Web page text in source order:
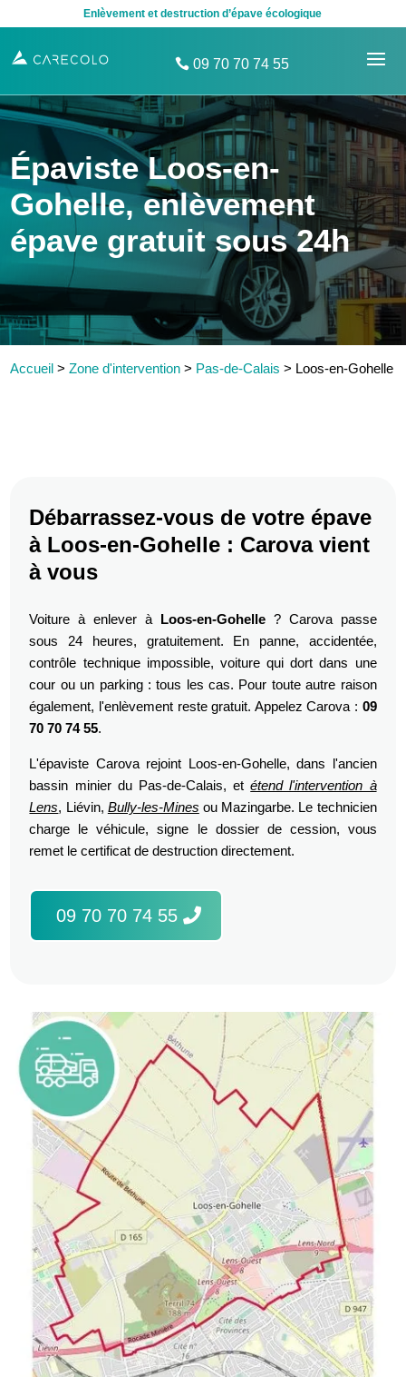
Enlèvement et destruction d’épave écologique
09 70 70 74 55
Épaviste Loos-en-
Gohelle, enlèvement
épave gratuit sous 24h
Accueil >Zone d'intervention > Pas-de-Calais > Loos-en-Gohelle
Débarrassez-vous de votre épave
à Loos-en-Gohelle : Carova vient
à vous
Voiture à enlever à Loos-en-Gohelle? Carova passe
sous 24 heures, gratuitement. En panne, accidentée,
contrôle technique impossible, voiture qui dort dans une
cour ou un parking : tous les cas. Pour toute autre raison
également, l'enlèvement reste gratuit. Appelez Carova : 09
70 70 74 55.
L'épaviste Carova rejoint Loos-en-Gohelle, dans l'ancien
bassin minier du Pas-de-Calais, etétend l'intervention à
Lens, Liévin, Bully-les-Mines ou Mazingarbe. Le technicien
charge le véhicule, signe le dossier de cession, vous
remet le certificat de destruction directement.
09 70 70 74 55